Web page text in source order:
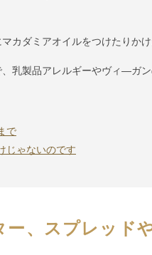
ダミアオイルをつけたりか
乳製品アレルギーやヴィ―ガン
で
じゃないのです
、スプレッド